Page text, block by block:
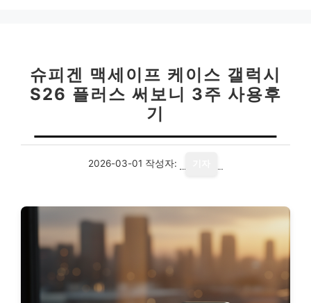
슈피겐 맥세이프 케이스 갤럭시
S26 플러스 써보니 3주 사용후
기
2026-03-01 작성자: